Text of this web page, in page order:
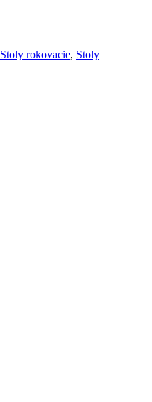
Stoly rokovacie, Stoly